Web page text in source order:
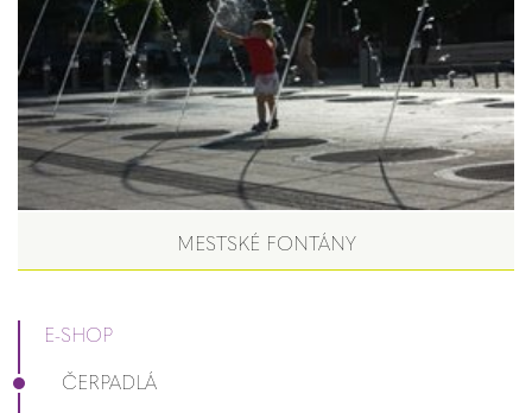
MESTSKÉ FONTÁNY
E-SHOP
ČERPADLÁ